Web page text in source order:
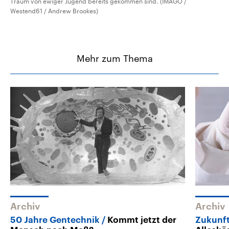
Westend61 / Andrew Brookes)
Mehr zum Thema
Archiv
50 Jahre Gentechnik
Kommt jetzt der
Archiv